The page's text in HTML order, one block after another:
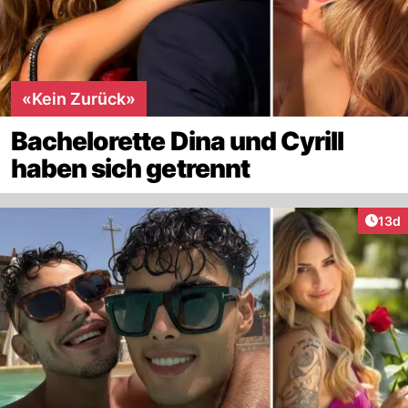
«Kein Zurück»
Bachelorette Dina und Cyrill
haben sich getrennt
13d